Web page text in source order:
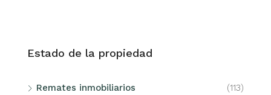
Estado de la propiedad
Remates inmobiliarios
(113)